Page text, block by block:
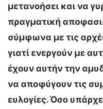
μετανοήσει και να
πραγματική
σύμφωνα με τις
γιατί ενεργούν με
έχουν αυτήν την
να αποφύγουν τις
ευλογίες. Όσο